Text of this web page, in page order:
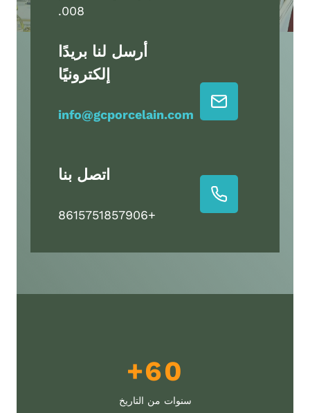
008.
أرسل لنا بريدًا
إلكترونيًا
info@gcporcelain.com
اتصل بنا
+8615751857906
60+
سنوات من التاريخ